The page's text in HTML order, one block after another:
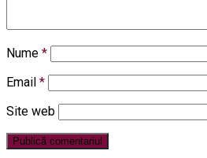
Nume *
Email *
Site web